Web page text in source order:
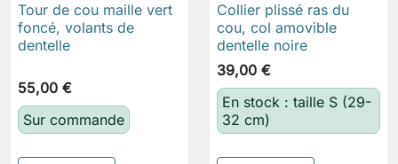
Tour de cou maille vert
foncé, volants de
dentelle
55,00 €
Sur commande
Collier plissé ras du
cou, col amovible
dentelle noire
39,00 €
En stock : taille S (29-
32 cm)